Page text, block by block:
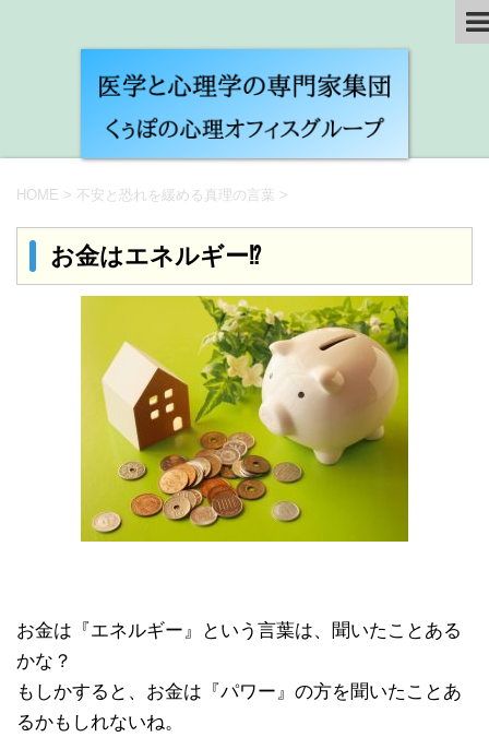
HOME > 不安と恐れを緩める真理の言葉 >
お金はエネルギー⁉︎
お金は『エネルギー』という言葉は、聞いたことある
かな？
もしかすると、お金は『パワー』の方を聞いたことあ
るかもしれないね。